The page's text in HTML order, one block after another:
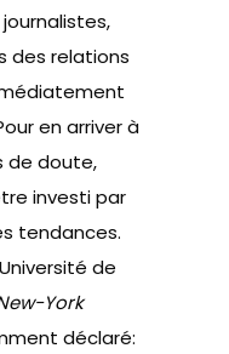
des relations
en arriver à
de doute,
investi par
tendances.
de
York
déclaré: